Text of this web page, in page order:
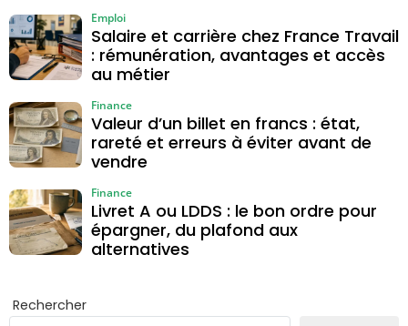
Salaire et carrière chez France Travail
: rémunération, avantages et accès
au métier
Emploi
Valeur d’un billet en francs : état,
rareté et erreurs à éviter avant de
vendre
Finance
Livret A ou LDDS : le bon ordre pour
épargner, du plafond aux
alternatives
Finance
Rechercher